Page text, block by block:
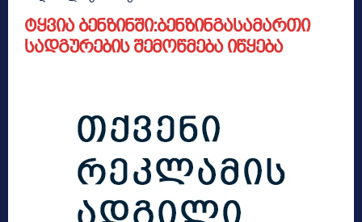
ტყვია ბენზინში:ბენზინგასამართი
სადგურების შემოწმება იწყება